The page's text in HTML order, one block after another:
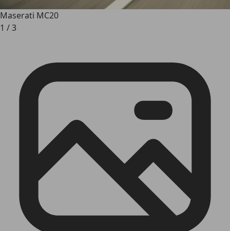
Maserati MC20
1 /3